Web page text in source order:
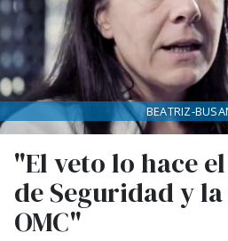
"El veto lo hace
de Seguridad y
OMC"
BEATRIZ-